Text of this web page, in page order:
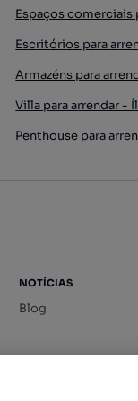
Espaços comerciais
Escritórios para
Armazéns para
Villa para arrendar -
Penthouse para
NOTÍCIAS
Blog